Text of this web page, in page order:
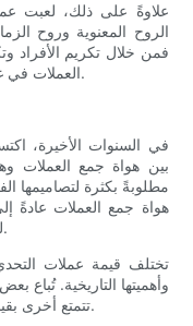
علاوةً على ذلك، لعبت
الروح المعنوية وروح
فمن خلال تكريم الأفراد
العملات في غرس شعور الفخر والوطنية لدى من يتلقونها.
في السنوات الأخيرة،
بين هواة جمع العملات
مطلوبةً بكثرة لتصاميمها
هواة جمع العملات عادةً
لتكوين مجموعة شاملة تُبرز تطور هذا التقليد.
تختلف قيمة عملات التحدي
وأهميتها التاريخية. تُباع
تتمتع أخرى بقيمة معنوية لدى من تلقوها شخصيًا من رئيس.